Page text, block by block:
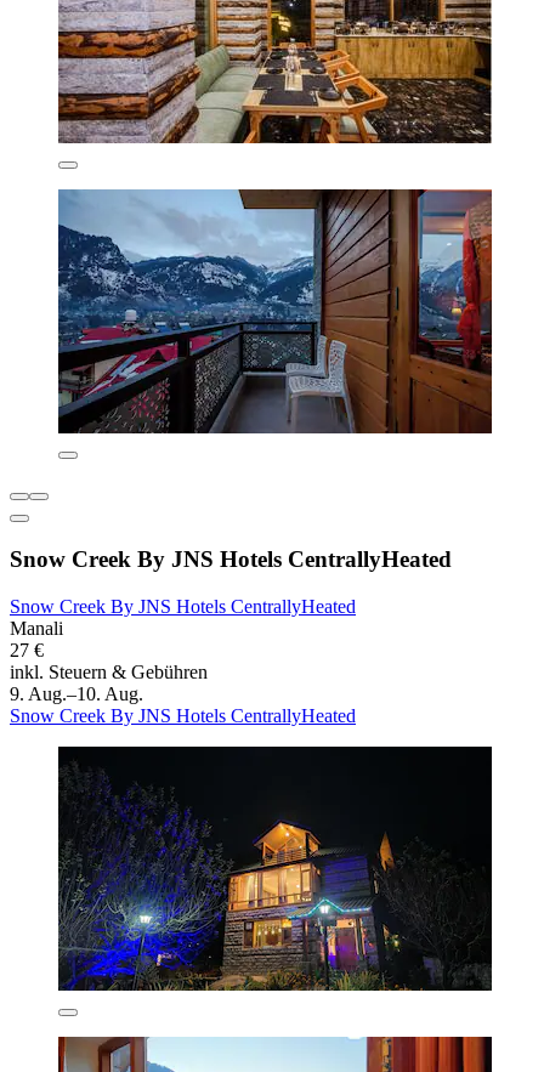
Snow Creek By JNS Hotels CentrallyHeated
Snow Creek By JNS Hotels CentrallyHeated
Manali
27 €
inkl. Steuern & Gebühren
9. Aug.–10. Aug.
Snow Creek By JNS Hotels CentrallyHeated